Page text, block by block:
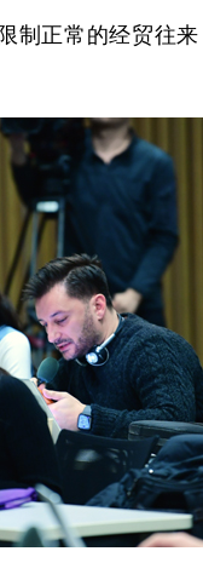
制正常的经贸往